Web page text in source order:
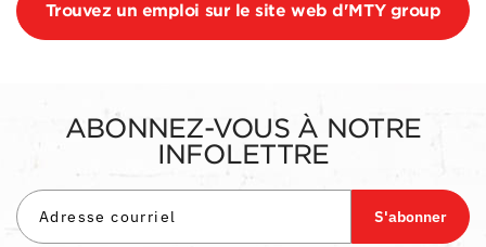
Trouvez un emploi sur le site web d'MTY group
ABONNEZ-VOUS À NOTRE
INFOLETTRE
S'abonner